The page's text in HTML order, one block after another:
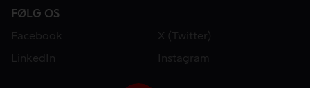
FØLG OS
Facebook
X (Twitter)
LinkedIn
Instagram